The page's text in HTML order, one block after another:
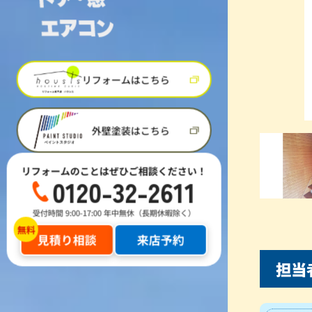
リフォームはこちら
外壁塗装はこちら
リフォームのことはぜひご相談ください！
0120-32-2611
受付時間 9:00-17:00 年中無休（長期休暇除く）
見積り相談 来店予約
担当